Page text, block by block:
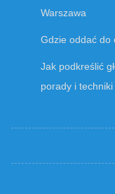
Warszawa
Gdzie oddać do
Jak podkreślić
porady i